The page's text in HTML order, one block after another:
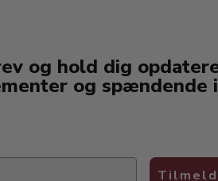
og hold dig
og spændende
Tilmeld